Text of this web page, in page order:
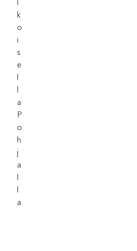
L
K
O
I
S
E
L
L
A
P
O
H
J
A
L
L
A